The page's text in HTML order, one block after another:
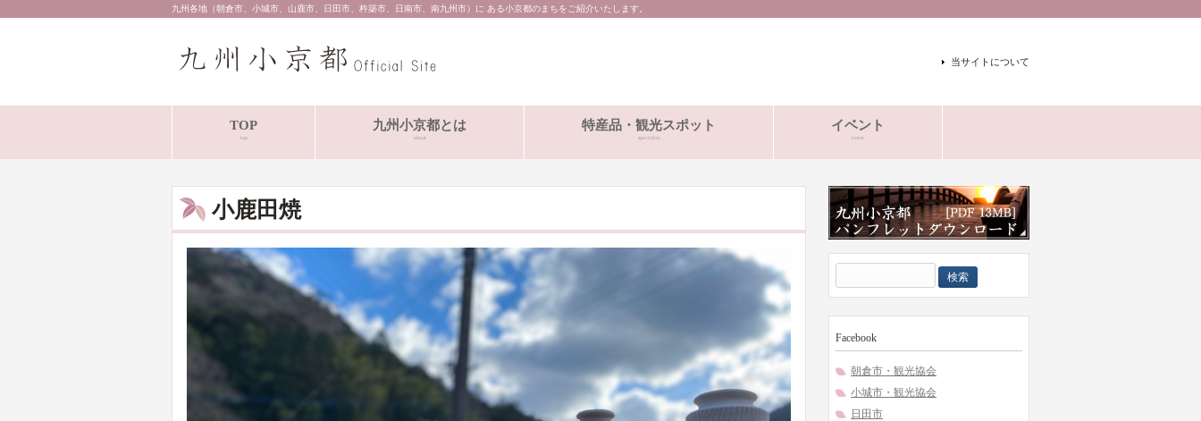
九州各地（朝倉市、小城市、山鹿市、日田市、杵築市、日南市、南九州市）に ある小京都のまちをご紹介いたします。
当サイトについて
TOP
top
九州小京都とは
about
特産品・観光スポット
speciality
イベント
event
小鹿田焼
索:
Facebook
朝倉市・観光協会
小城市・観光協会
日田市